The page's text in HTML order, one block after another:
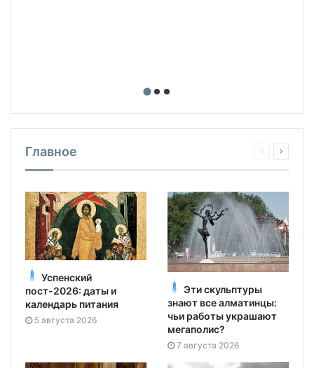
Главное
Успенский
пост-2026: даты и
календарь питания
5 августа 2026
Эти скульптуры
знают все алматинцы:
чьи работы украшают
мегаполис?
7 августа 2026